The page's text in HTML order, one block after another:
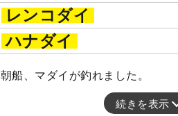
レンコダイ
ハナダイ
朝船、マダイが釣れました。
続きを表示